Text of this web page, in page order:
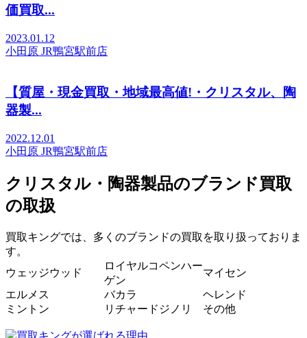
価買取...
2023.01.12
小田原 JR鴨宮駅前店
【質屋・現金買取・地域最高値!・クリスタル、陶
器製...
2022.12.01
小田原 JR鴨宮駅前店
クリスタル・陶器製品のブランド買取
の取扱
買取キングでは、多くのブランドの買取を取り扱っておりま
す。
ウェッジウッド
ロイヤルコペンハー
ゲン
マイセン
エルメス
バカラ
ヘレンド
ミントン
リチャードジノリ その他